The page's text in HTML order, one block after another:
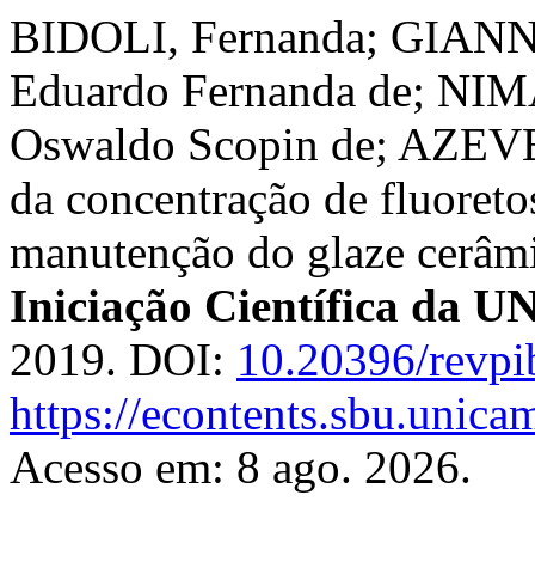
BIDOLI, Fernanda;
Eduardo Fernanda de;
Oswaldo Scopin de;
da concentração de
manutenção do glaze
Iniciação Científica da
2019. DOI: 10.20396/
https://
Acesso em: 8 ago. 2026.